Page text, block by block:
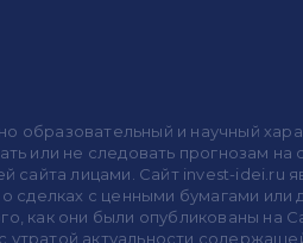
образовательный и научный
не следовать прогнозам на
лицами. Сайт invest-
сделках с ценными бумагами
как они были опубликованы на
актуальности